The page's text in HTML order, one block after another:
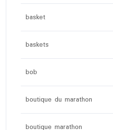
basket
baskets
bob
boutique du marathon
boutique marathon